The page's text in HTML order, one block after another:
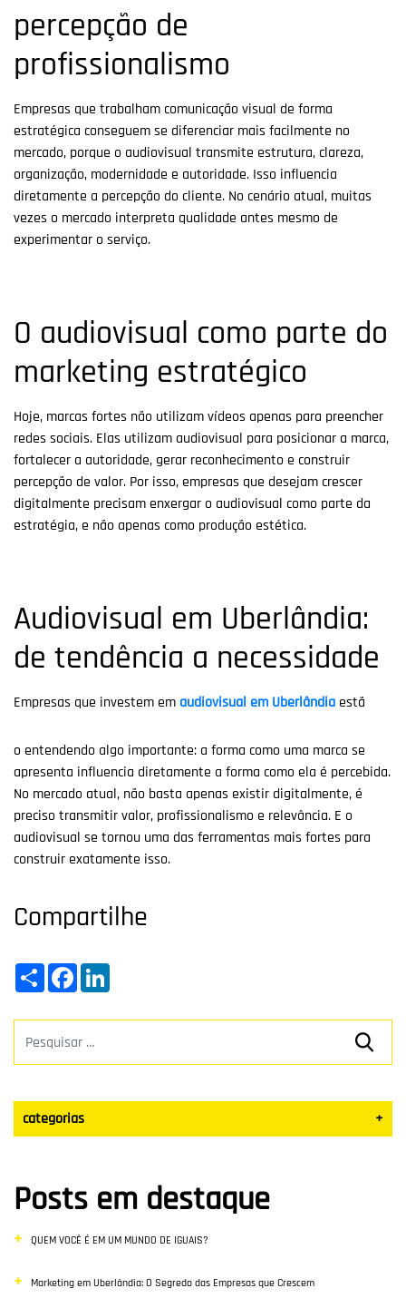
percepção de
profissionalismo
Empresas que trabalham comunicação visual de forma
estratégica conseguem se diferenciar mais facilmente no
mercado, porque o audiovisual transmite estrutura, clareza,
organização, modernidade e autoridade. Isso influencia
diretamente a percepção do cliente. No cenário atual, muitas
vezes o mercado interpreta qualidade antes mesmo de
experimentar o serviço.
O audiovisual como parte do
marketing estratégico
Hoje, marcas fortes não utilizam vídeos apenas para preencher
redes sociais. Elas utilizam audiovisual para posicionar a marca,
fortalecer a autoridade, gerar reconhecimento e construir
percepção de valor. Por isso, empresas que desejam crescer
digitalmente precisam enxergar o audiovisual como parte da
estratégia, e não apenas como produção estética.
Audiovisual em Uberlândia:
de tendência a necessidade
Empresas que investem em audiovisual em Uberlândia estã
o entendendo algo importante: a forma como uma marca se
apresenta influencia diretamente a forma como ela é percebida.
No mercado atual, não basta apenas existir digitalmente, é
preciso transmitir valor, profissionalismo e relevância. E o
audiovisual se tornou uma das ferramentas mais fortes para
construir exatamente isso.
Compartilhe
ShareFacebook
categorias +
Blog
Vendas
Destaque
Posts em destaque
QUEM VOCÊ É EM UM MUNDO DE IGUAIS?
Marketing em Uberlândia: O Segredo das Empresas que Crescem